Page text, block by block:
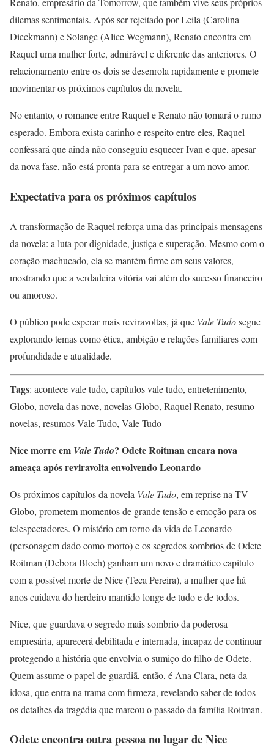
dilemas sentimentais. Após ser rejeitado por Leila (Carolina
Dieckmann) e Solange (Alice Wegmann), Renato encontra em
Raquel uma mulher forte, admirável e diferente das anteriores. O
relacionamento entre os dois se desenrola rapidamente e promete
movimentar os próximos capítulos da novela.
No entanto, o romance entre Raquel e Renato não tomará o rumo
esperado. Embora exista carinho e respeito entre eles, Raquel
confessará que ainda não conseguiu esquecer Ivan e que, apesar
da nova fase, não está pronta para se entregar a um novo amor.
Expectativa para os próximos capítulos
A transformação de Raquel reforça uma das principais mensagens
da novela: a luta por dignidade, justiça e superação. Mesmo com o
coração machucado, ela se mantém firme em seus valores,
mostrando que a verdadeira vitória vai além do sucesso financeiro
ou amoroso.
O público pode esperar mais reviravoltas, já que Vale Tudosegue
explorando temas como ética, ambição e relações familiares com
profundidade e atualidade.
Tags: acontece vale tudo, capítulos vale tudo, entretenimento,
Globo, novela das nove, novelas Globo, Raquel Renato, resumo
novelas, resumos Vale Tudo, Vale Tudo
Nice morre em Vale Tudo? Odete Roitman encara nova
ameaça após reviravolta envolvendo Leonardo
Os próximos capítulos da novela Vale Tudo, em reprise na TV
Globo, prometem momentos de grande tensão e emoção para os
telespectadores. O mistério em torno da vida de Leonardo
(personagem dado como morto) e os segredos sombrios de Odete
Roitman (Debora Bloch) ganham um novo e dramático capítulo
com a possível morte de Nice (Teca Pereira), a mulher que há
anos cuidava do herdeiro mantido longe de tudo e de todos.
Nice, que guardava o segredo mais sombrio da poderosa
empresária, aparecerá debilitada e internada, incapaz de continuar
protegendo a história que envolvia o sumiço do filho de Odete.
Quem assume o papel de guardiã, então, é Ana Clara, neta da
idosa, que entra na trama com firmeza, revelando saber de todos
os detalhes da tragédia que marcou o passado da família Roitman.
Odete encontra outra pessoa no lugar de Nice